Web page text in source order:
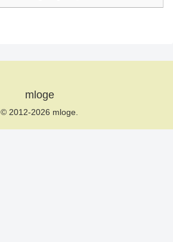
mloge
© 2012-2026 mloge.